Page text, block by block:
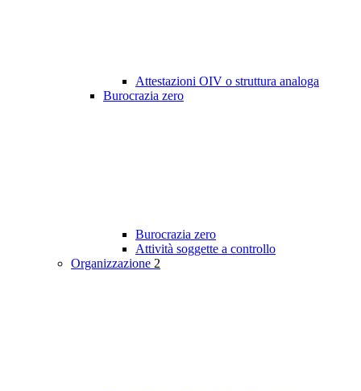
Attestazioni OIV o struttura analoga
Burocrazia zero
Burocrazia zero
Attività soggette a controllo
Organizzazione 2